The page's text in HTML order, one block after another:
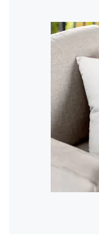
Häufige
Fragen